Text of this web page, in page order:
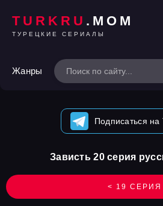
TURKRU .MOM
ТУРЕЦКИЕ СЕРИАЛЫ
Жанры
Подписаться на
< 19 СЕРИЯ
Зависть 20 серия